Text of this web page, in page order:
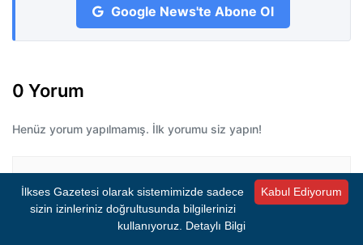
Google News'te Abone Ol
0 Yorum
Henüz yorum yapılmamış. İlk yorumu siz yapın!
Bir Yorum Bırakın
E-posta adresiniz yayımlanmayacaktır.
ile işaretlenmişlerdir.
Kabul Ediyorum
İlkses Gazetesi olarak sistemimizde sadece
sizin izinleriniz doğrultusunda bilgilerinizi
kullanıyoruz. Detaylı Bilgi